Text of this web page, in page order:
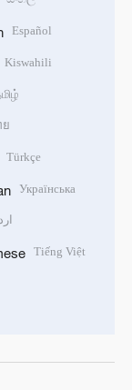
Español
Kiswahili
Türkçe
Українська
Tiếng Việt